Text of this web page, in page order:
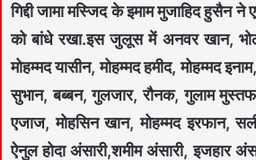
गिद्दी जामा मस्जिद के इमाम मुजाहिद हुसैन
को बांधे रखा.इस जुलूस में अनवर खान,
मोहम्मद यासीन, मोहम्मद हमीद, मोहम्मद
सुभान, बब्बन, गुलजार, रौनक, गुलाम
एजाज, मोहसिन खान, मोहम्मद इरफान,
ऐनुल होदा अंसारी,शमीम अंसारी, इजहार